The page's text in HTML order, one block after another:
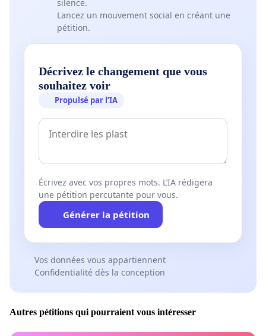
silence.
Lancez un mouvement social en créant une
pétition.
Décrivez le changement que vous
souhaitez voir
Propulsé par l’IA
Écrivez avec vos propres mots. L’IA rédigera
une pétition percutante pour vous.
Générer la pétition
Vos données vous appartiennent
Confidentialité dès la conception
Autres pétitions qui pourraient vous intéresser